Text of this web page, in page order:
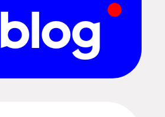
blog